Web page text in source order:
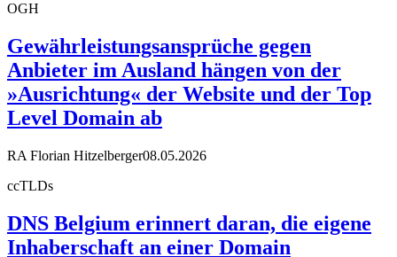
OGH
Gewährleistungsansprüche gegen
Anbieter im Ausland hängen von der
»Ausrichtung« der Website und der Top
Level Domain ab
RA Florian Hitzelberger08.05.2026
ccTLDs
DNS Belgium erinnert daran, die eigene
Inhaberschaft an einer Domain